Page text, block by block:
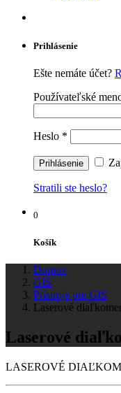
Prihlásenie
Ešte nemáte účet?
Používateľské
Heslo *
Stratili ste heslo?
0
Košík
Domov
GIS
Prístroje pre GIS
Laserové
Laserové
LASEROVÉ